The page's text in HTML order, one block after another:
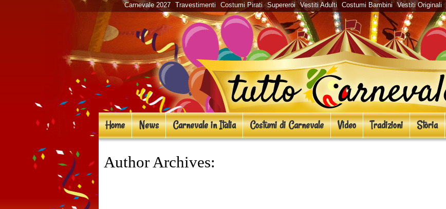
Carnevale 2027 Travestimenti Costumi Pirati Supereroi Vestiti Adulti Costumi Bambini Vestiti Originali
Home News Carnevale in Italia Costumi di Carnevale Video Tradizioni Storia
Author Archives: